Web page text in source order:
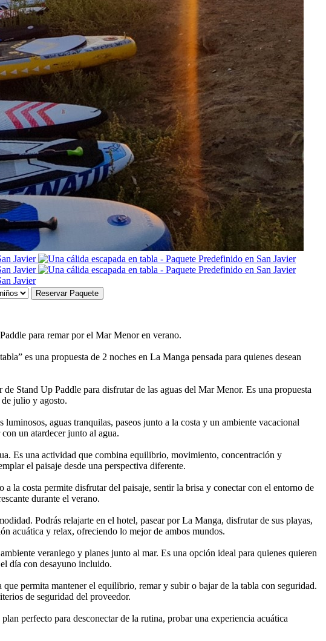
Reservar Paquete
para remar por el Mar Menor en verano.
es una propuesta de 2 noches en La Manga pensada para quienes desean
Stand Up Paddle para disfrutar de las aguas del Mar Menor. Es una propuesta
de julio y agosto.
aguas tranquilas, paseos junto a la costa y un ambiente vacacional
un atardecer junto al agua.
Es una actividad que combina equilibrio, movimiento, concentración y
el paisaje desde una perspectiva diferente.
la costa permite disfrutar del paisaje, sentir la brisa y conectar con el entorno de
durante el verano.
Podrás relajarte en el hotel, pasear por La Manga, disfrutar de sus playas,
acuática y relax, ofreciendo lo mejor de ambos mundos.
veraniego y planes junto al mar. Es una opción ideal para quienes quieren
día con desayuno incluido.
permita mantener el equilibrio, remar y subir o bajar de la tabla con seguridad.
de seguridad del proveedor.
perfecto para desconectar de la rutina, probar una experiencia acuática